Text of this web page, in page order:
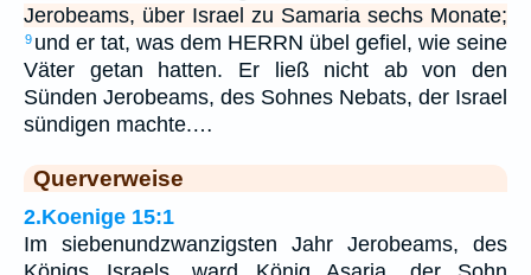
Jerobeams, über Israel zu Samaria sechs Monate;
9 und er tat, was dem HERRN übel gefiel, wie seine
Väter getan hatten. Er ließ nicht ab von den
Sünden Jerobeams, des Sohnes Nebats, der Israel
sündigen machte.…
Querverweise
2.Koenige 15:1
Im siebenundzwanzigsten Jahr Jerobeams, des